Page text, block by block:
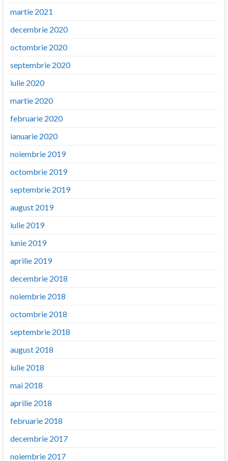
martie 2021
decembrie 2020
octombrie 2020
septembrie 2020
iulie 2020
martie 2020
februarie 2020
ianuarie 2020
noiembrie 2019
octombrie 2019
septembrie 2019
august 2019
iulie 2019
iunie 2019
aprilie 2019
decembrie 2018
noiembrie 2018
octombrie 2018
septembrie 2018
august 2018
iulie 2018
mai 2018
aprilie 2018
februarie 2018
decembrie 2017
noiembrie 2017